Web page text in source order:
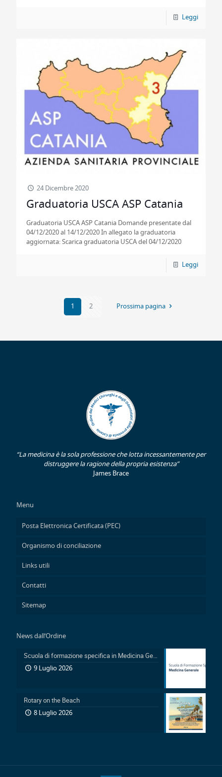
Leggi
24 Dicembre 2020
Graduatoria USCA ASP Catania
Graduatoria USCA ASP Catania Domande presentate dal
04/12/2020 al 14/12/2020 In allegato la graduatoria
aggiornata: Scarica graduatoria USCA del 04/12/2020
Leggi
1 2 Prossima pagina
“La medicina è la sola professione che lotta incessantemente per
distruggere la ragione della propria esistenza”
James Brace
Menu
Posta Elettronica Certificata (PEC)
Organismo di conciliazione
Links utili
Contatti
Sitemap
News dall’Ordine
Scuola di formazione specifica in Medicina Generale 2026-2029: Pubblicazione avviso accesso in sovrannumero legge 401/2000 e avviso accesso degli Ufficiali Medici
9 Luglio 2026
Rotary on the Beach
8 Luglio 2026